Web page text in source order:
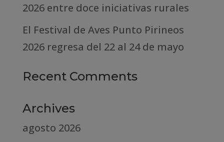
2026 entre doce iniciativas rurales
El Festival de Aves Punto Pirineos
2026 regresa del 22 al 24 de mayo
Recent Comments
Archives
agosto 2026